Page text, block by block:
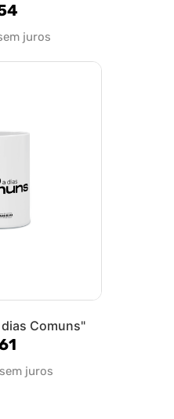
juros
Comuns"
juros